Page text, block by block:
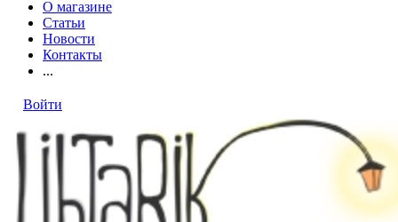
О магазине
Статьи
Новости
Контакты
...
Войти